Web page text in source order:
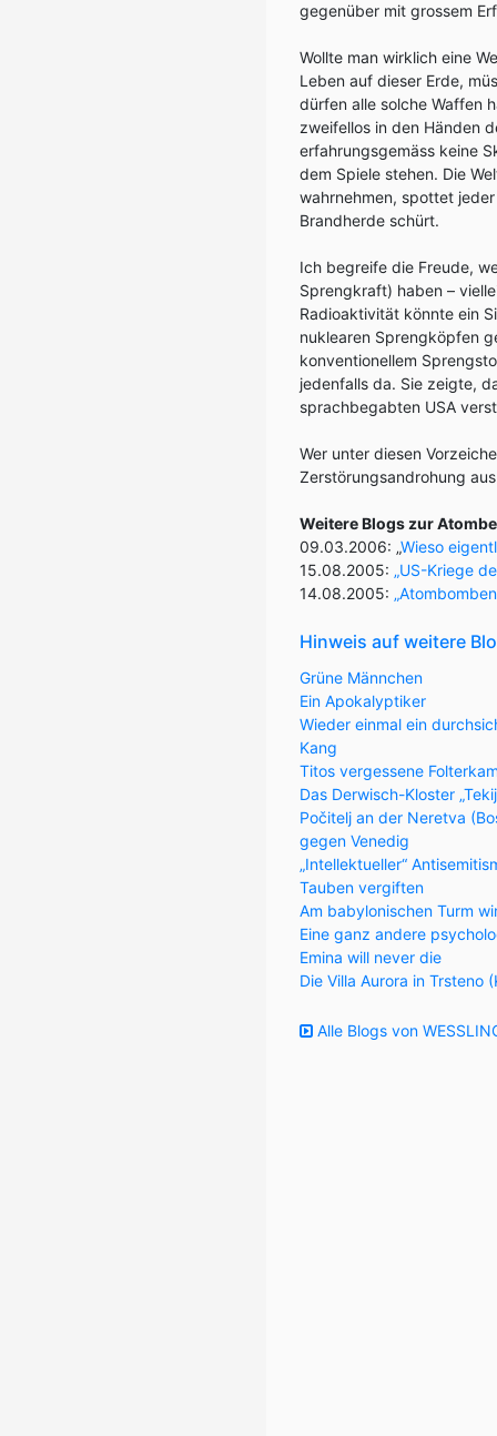
gegenüber mit grossem
Wollte man wirklich eine
Leben auf dieser Erde,
dürfen alle solche Waffen
zweifellos in den Händen
erfahrungsgemäss keine
dem Spiele stehen. Die
wahrnehmen, spottet
Brandherde schürt.
Ich begreife die Freude,
Sprengkraft) haben –
Radioaktivität könnte ein
nuklearen Sprengköpfen
konventionellem
jedenfalls da. Sie zeigte,
sprachbegabten USA
Wer unter diesen
Zerstörungsandrohung
Weitere Blogs zur
09.03.2006: „Wieso
15.08.2005: „US-Kriege
14.08.2005:
Hinweis auf weitere
Grüne Männchen
Ein Apokalyptiker
Wieder einmal ein
Kang
Titos vergessene
Das Derwisch-Kloster
Počitelj an der Neretva
gegen Venedig
„Intellektueller“
Tauben vergiften
Am babylonischen Turm
Eine ganz andere
Emina will never die
Die Villa Aurora in Trsteno
Alle Blogs von